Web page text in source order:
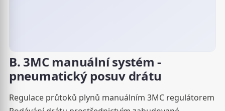
B. 3MC manuální systém -
pneumatický posuv drátu
Regulace průtoků plynů manuálním 3MC regulátorem